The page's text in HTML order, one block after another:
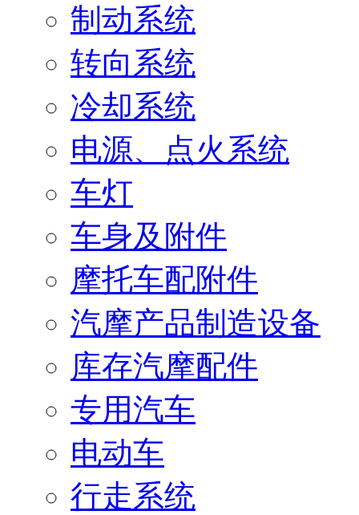
制动系统
转向系统
冷却系统
电源、点火系统
车灯
车身及附件
摩托车配附件
汽摩产品制造设备
库存汽摩配件
专用汽车
电动车
行走系统